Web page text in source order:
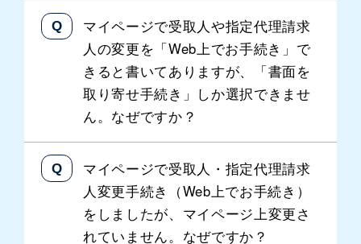
マイページで受取人や指定代理請求
人の変更を「Web上でお手続き」で
きると書いてありますが、「書面を
取り寄せ手続き」しか選択できませ
ん。なぜですか？
マイページで受取人・指定代理請求
人変更手続き（Web上でお手続き）
をしましたが、マイページ上変更さ
れていません。なぜですか？